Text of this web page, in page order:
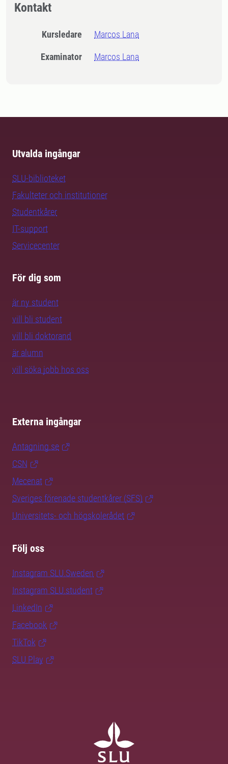
Kontakt
Kursledare Marcos Lana
Examinator Marcos Lana
Utvalda ingångar
SLU-biblioteket
Fakulteter och institutioner
Studentkårer
IT-support
Servicecenter
För dig som
är ny student
vill bli student
vill bli doktorand
är alumn
vill söka jobb hos oss
Externa ingångar
Antagning.se
CSN
Mecenat
Sveriges förenade studentkårer (SFS)
Universitets- och högskolerådet
Följ oss
Instagram SLU.Sweden
Instagram SLU.student
LinkedIn
Facebook
TikTok
SLU Play